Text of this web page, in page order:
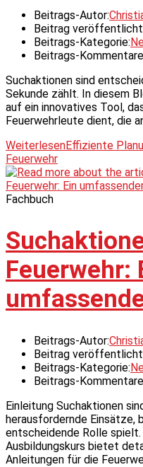
Beitrags-Autor:
Beitrag
Beitrags-Kategorie:
Beitrags-
Suchaktionen sind
Sekunde zählt. In diesem
auf ein innovatives Tool,
Feuerwehrleute dient, die
WeiterlesenEffiziente
Feuerwehr
Fachbuch
Feuerwehr:
Beitrags-Autor:
Beitrag
Beitrags-Kategorie:
Beitrags-
Einleitung Suchaktionen
herausfordernde Einsätze,
entscheidende Rolle spielt.
Ausbildungskurs bietet
Anleitungen für die